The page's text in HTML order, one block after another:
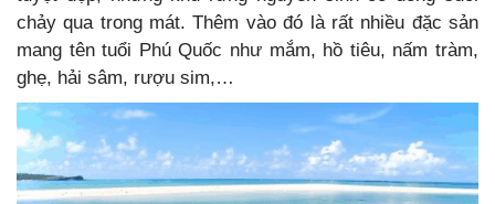
chảy qua trong mát. Thêm vào đó là rất nhiều đặc sản
mang tên tuổi Phú Quốc như mắm, hồ tiêu, nấm tràm,
ghẹ, hải sâm, rượu sim,…